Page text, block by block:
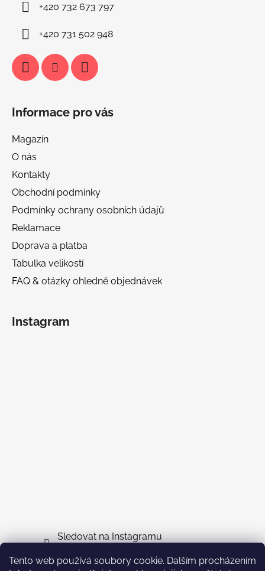
Tento web používá soubory cookie. Dalším procházením
+420 732 673 797
+420 731 502 948
Informace pro vás
Magazín
O nás
Kontakty
Obchodní podmínky
Podmínky ochrany osobních údajů
Reklamace
Doprava a platba
Tabulka velikostí
FAQ & otázky ohledně objednávek
Instagram
Sledovat na Instagramu